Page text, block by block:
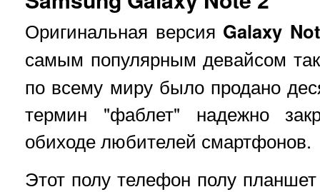
Оригинальная версия Galaxy
самым популярным девайсом
по всему миру было продано
термин "фаблет" надежно
обиходе любителей смартфонов.
Этот полу телефон полу